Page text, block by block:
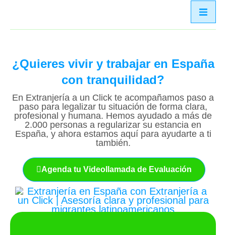
¿Quieres vivir y trabajar en España
con tranquilidad?
En Extranjería a un Click te acompañamos paso a
paso para legalizar tu situación de forma clara,
profesional y humana. Hemos ayudado a más de
2.000 personas a regularizar su estancia en
España, y ahora estamos aquí para ayudarte a ti
también.
Agenda tu Videollamada de Evaluación